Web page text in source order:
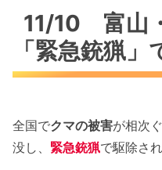
11/10 富山
「緊急銃猟」
全国でクマの被害が相次
没し、 緊急銃猟で駆除さ